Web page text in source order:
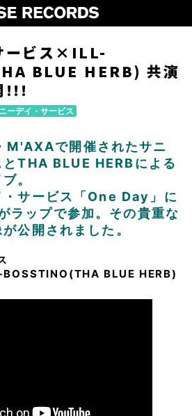
ービス×ILL-
BLUE HERB) 共演
!!!
ーデイ・サービス
M'AXAで開催されたサニ
とTHA BLUE HERBによる
。
・サービス「One Day」に
ラップで参加。その貴重な
公開されました。
BLUE HERB)